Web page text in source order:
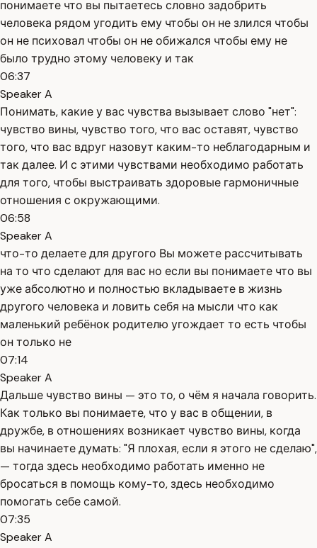
понимаете что вы пытаетесь словно задобрить
человека рядом угодить ему чтобы он не злился чтобы
он не психовал чтобы он не обижался чтобы ему не
было трудно этому человеку и так
06:37
Speaker A
Понимать, какие у вас чувства вызывает слово "нет":
чувство вины, чувство того, что вас оставят, чувство
того, что вас вдруг назовут каким-то неблагодарным и
так далее. И с этими чувствами необходимо работать
для того, чтобы выстраивать здоровые гармоничные
отношения с окружающими.
06:58
Speaker A
что-то делаете для другого Вы можете рассчитывать
на то что сделают для вас но если вы понимаете что вы
уже абсолютно и полностью вкладываете в жизнь
другого человека и ловить себя на мысли что как
маленький ребёнок родителю угождает то есть чтобы
он только не
07:14
Speaker A
Дальше чувство вины — это то, о чём я начала говорить.
Как только вы понимаете, что у вас в общении, в
дружбе, в отношениях возникает чувство вины, когда
вы начинаете думать: "Я плохая, если я этого не сделаю",
— тогда здесь необходимо работать именно не
бросаться в помощь кому-то, здесь необходимо
помогать себе самой.
07:35
Speaker A